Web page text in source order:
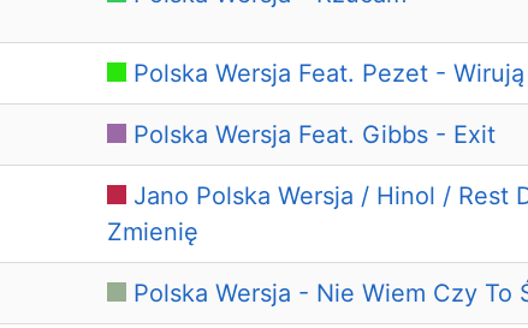
Polska Wersja Feat. Pezet - Wirują
Polska Wersja Feat. Gibbs - Exit
Jano Polska Wersja / Hinol / Rest
Zmienię
Polska Wersja - Nie Wiem Czy To